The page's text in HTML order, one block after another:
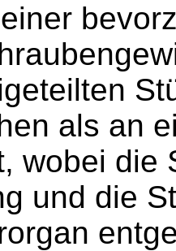
als an
wobei die
und die